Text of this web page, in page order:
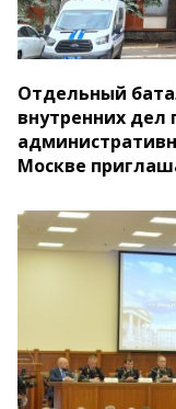
Отдельный
внутренних
Москве